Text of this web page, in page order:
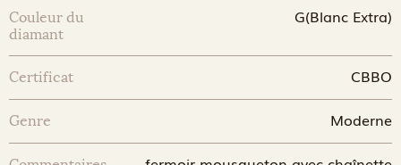
Couleur du
diamant
G(Blanc Extra)
Certificat CBBO
Genre Moderne